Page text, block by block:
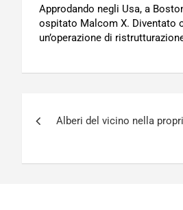
Approdando negli Usa, a
ospitato Malcom X. Diventato
un’operazione di
Alberi del vicino nella